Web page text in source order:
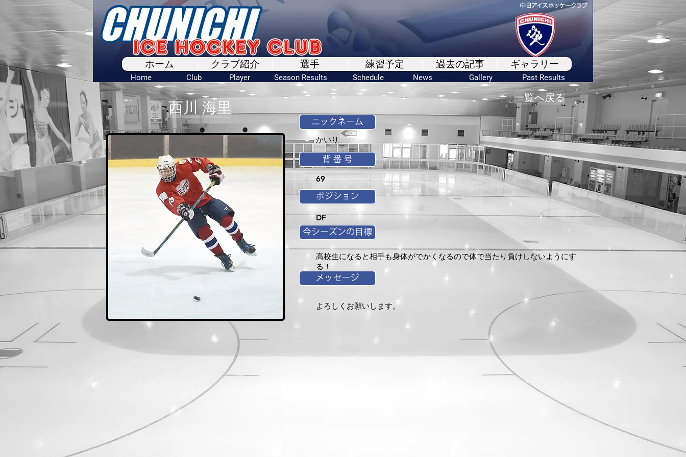
ホーム クラブ紹介 選手 練習予定 過去の記事 ギャラリー
Home Club Player Season Results Schedule News Gallery Past Results
西川 海里
かいり
69
DF
高校生になると相手も身体がでかくなるので体で当たり負けしないようにす
る！
よろしくお願いします。
一覧へ戻る